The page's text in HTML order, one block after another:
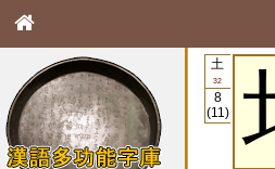
土
32
8
(11)